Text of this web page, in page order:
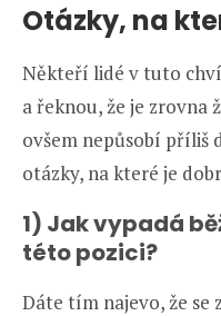
Otázky, na
Někteří lidé v tuto
a řeknou, že je zrovna
ovšem nepůsobí příliš
otázky, na které je
1) Jak vypadá
této pozici?
Dáte tím najevo, že se